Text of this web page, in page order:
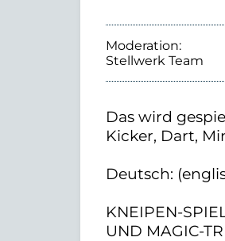
Moderation:
Stellwerk Team
Das wird
Kicker, Dart,
Deutsch:
KNEIPEN-
UND MAGIC-